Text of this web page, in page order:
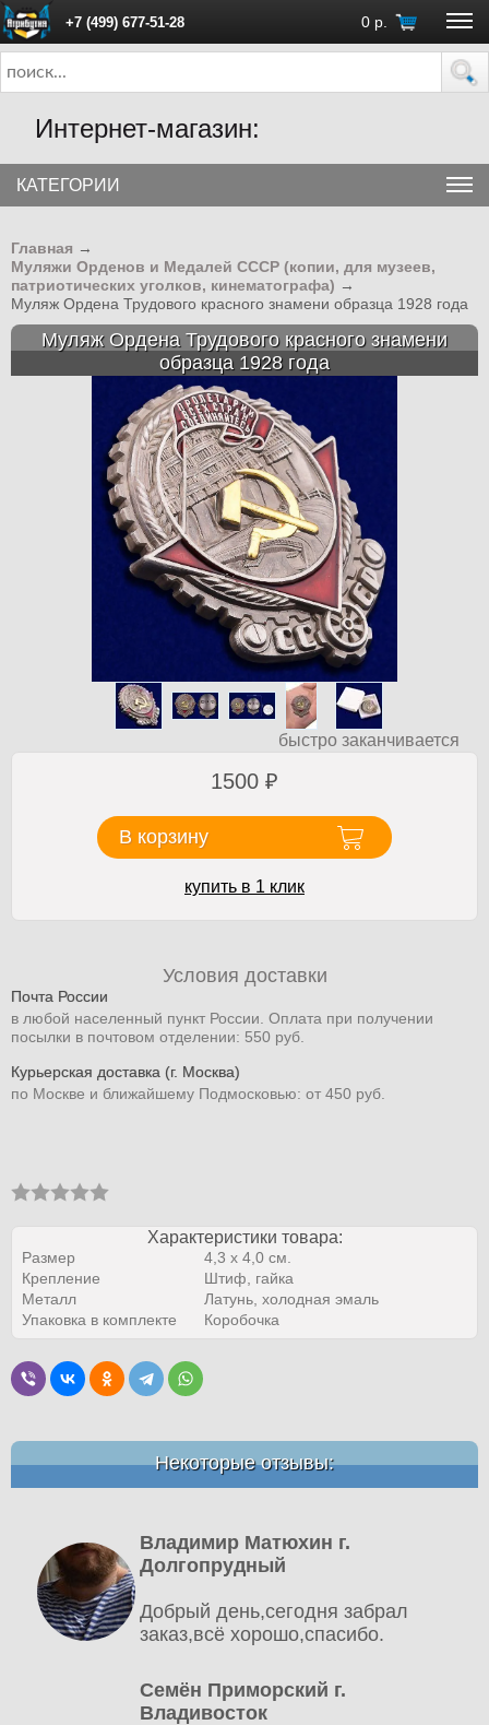
+7 (499) 677-51-28 0 р.
ПН - ПТ с 10:00 до 18:00 (Москва)
Интернет-магазин:
КАТЕГОРИИ
Главная →
Муляжи Орденов и Медалей СССР (копии, для музеев,
патриотических уголков, кинематографа) →
Муляж Ордена Трудового красного знамени образца 1928 года
Муляж Ордена Трудового красного знамени
образца 1928 года
быстро заканчивается
1500 ₽
В корзину
купить в 1 клик
Условия доставки
Почта России
в любой населенный пункт России. Оплата при получении
посылки в почтовом отделении: 550 руб.
Курьерская доставка (г. Москва)
по Москве и ближайшему Подмосковью: от 450 руб.
Характеристики товара:
Размер
4,3 x 4,0 см.
Крепление
Штиф, гайка
Металл
Латунь, холодная эмаль
Упаковка в комплекте
Коробочка
Некоторые отзывы:
Владимир Матюхин г.
Долгопрудный
Добрый день,сегодня забрал
заказ,всё хорошо,спасибо.
Семён Приморский г.
Владивосток